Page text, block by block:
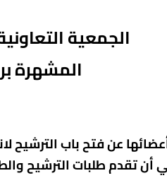
الجمعية
المشهرة
عن فتح باب الترشيح